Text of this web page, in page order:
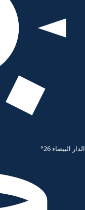
الدار البيضاء 26°